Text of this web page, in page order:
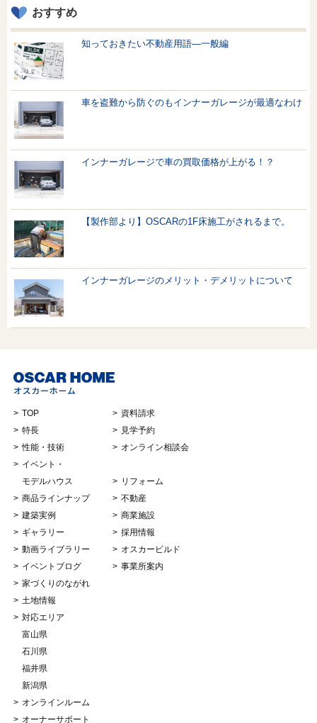
おすすめ
知っておきたい不動産用語—一般編
車を盗難から防ぐのもインナーガレージが最適なわけ
インナーガレージで車の買取価格が上がる！？
【製作部より】OSCARの1F床施工がされるまで。
インナーガレージのメリット・デメリットについて
TOP
特長
性能・技術
イベント・
モデルハウス
商品ラインナップ
建築実例
ギャラリー
動画ライブラリー
イベントブログ
家づくりのながれ
土地情報
対応エリア
富山県
石川県
福井県
新潟県
オンラインルーム
オーナーサポート
資料請求
見学予約
オンライン相談会
リフォーム
不動産
商業施設
採用情報
オスカービルド
事業所案内